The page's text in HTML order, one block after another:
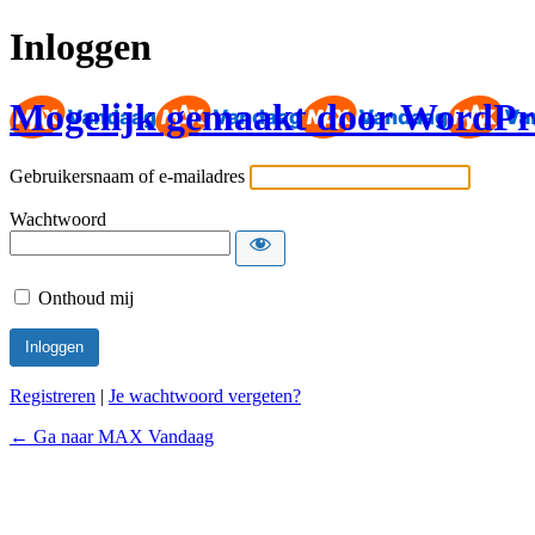
Inloggen
Mogelijk gemaakt door
Gebruikersnaam of e-mailadres
Wachtwoord
Onthoud mij
Registreren | Je wachtwoord vergeten?
← Ga naar MAX Vandaag